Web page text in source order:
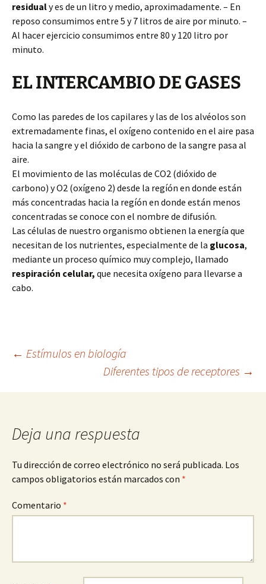
residualy es de un litro y medio, aproximadamente. – En
reposo consumimos entre 5 y 7 litros de aire por minuto. –
Al hacer ejercicio consumimos entre 80 y 120 litro por
minuto.
EL INTERCAMBIO DE GASES
Como las paredes de los capilares y las de los alvéolos son
extremadamente finas, el oxígeno contenido en el aire pasa
hacia la sangre y el dióxido de carbono de la sangre pasa al
aire.
El movimiento de las moléculas de CO2 (dióxido de
carbono) y O2 (oxígeno 2) desde la regíón en donde están
más concentradas hacia la regíón en donde están menos
concentradas se conoce con el nombre de difusión.
Las células de nuestro organismo obtienen la energía que
necesitan de los nutrientes, especialmente de la glucosa,
mediante un proceso químico muy complejo, llamado
respiración celular, que necesita oxígeno para llevarse a
cabo.
Navegación
de
entradas
← Estímulos en biología
Diferentes tipos de receptores →
Deja una respuesta
Tu dirección de correo electrónico no será publicada. Los
campos obligatorios están marcados con *
Comentario *